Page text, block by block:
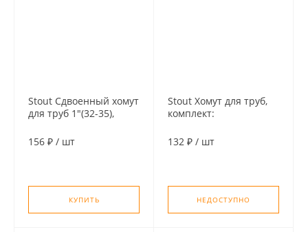
Stout Сдвоенный хомут
для труб 1"(32-35),
хомут+шпилька шуруп
156 ₽ / шт
КУПИТЬ
Stout Хомут для труб,
комплект:
+дюбель пластиковый
132 ₽ / шт
НЕДОСТУПНО